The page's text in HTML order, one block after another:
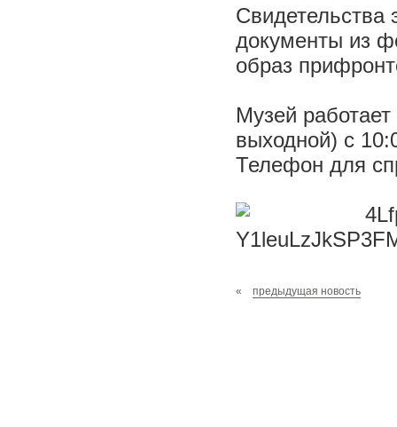
документы из
образ
Музей
выходной) с
Телефон для
« предыдущая новость